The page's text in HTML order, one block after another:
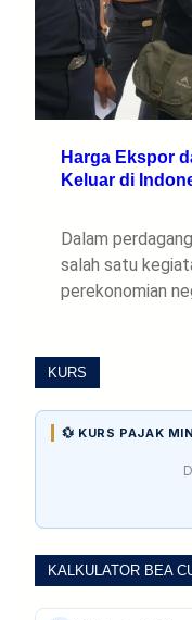
Harga Ekspor
Keluar di
Dalam
salah satu
perekonomian
KURS
💱 KURS PAJAK
KALKULATOR BEA